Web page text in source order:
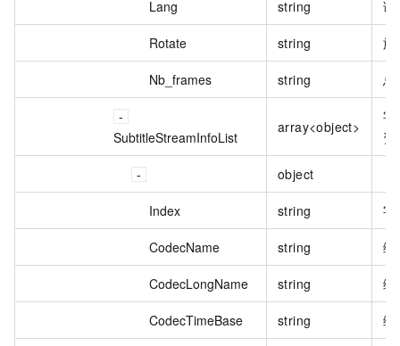
Lang string 语
Rotate string 旋
Nb_frames string 总
SubtitleStreamInfoList
array<object>
字
资
object
Index string 字
CodecName string 编
CodecLongName string 编
CodecTimeBase string 编